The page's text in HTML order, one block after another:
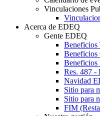
Vinculaciones
Acerca de EDEQ
Gente EDEQ
Beneficios
Beneficios
Beneficios
Res. 487 -
Navidad
Sitio para
Sitio para
FIM